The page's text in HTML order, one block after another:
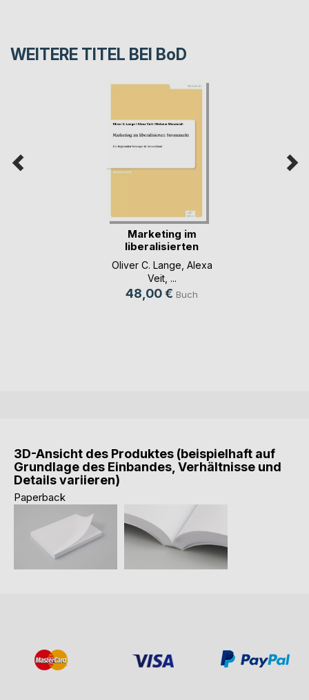
WEITERE TITEL BEI BoD
Marketing im
liberalisierten
Strommarkt
Oliver C. Lange Alexa
Veit, ...
48,00 € Buch
3D-Ansicht des Produktes (beispielhaft auf
Grundlage des Einbandes, Verhältnisse und
Details variieren)
Paperback